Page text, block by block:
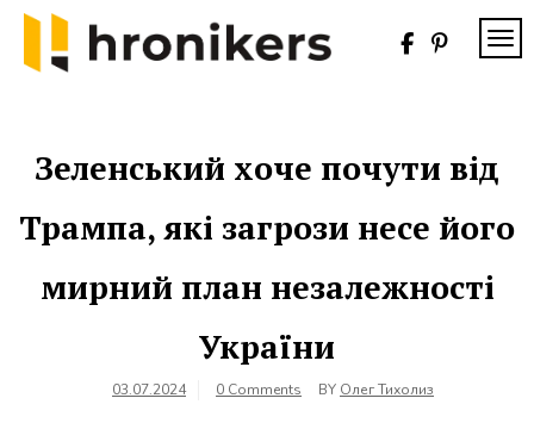
Skip
content
Зеленський хоче почути від
Трампа, які загрози несе його
мирний план незалежності
України
03.07.2024 0 Comments BY Олег Тихолиз